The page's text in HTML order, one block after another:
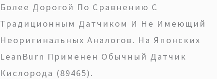
Более Дорогой По Сравнению С
Традиционным Датчиком И Не Имеющий
Неоригинальных Аналогов. На Японских
LeanBurn Применен Обычный Датчик
Кислорода (89465).